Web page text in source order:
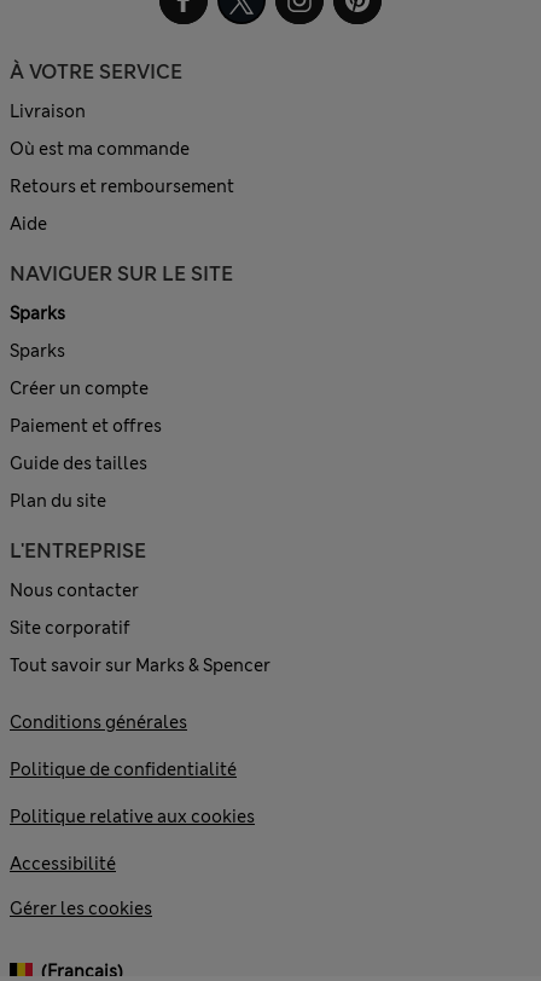
À VOTRE SERVICE
Livraison
Où est ma commande
Retours et remboursement
Aide
NAVIGUER SUR LE SITE
Sparks
Sparks
Créer un compte
Paiement et offres
Guide des tailles
Plan du site
L'ENTREPRISE
Nous contacter
Site corporatif
Tout savoir sur Marks & Spencer
Conditions générales
Politique de confidentialité
Politique relative aux cookies
Accessibilité
Gérer les cookies
(français)